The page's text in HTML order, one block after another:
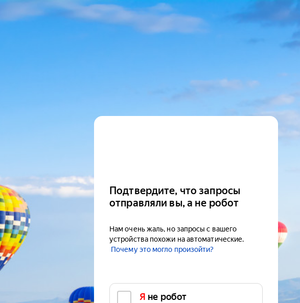
Подтвердите, что запросы
отправляли вы, а не робот
Нам очень жаль, но запросы с вашего
устройства похожи на автоматические.
Почему это могло произойти?
Я не робот